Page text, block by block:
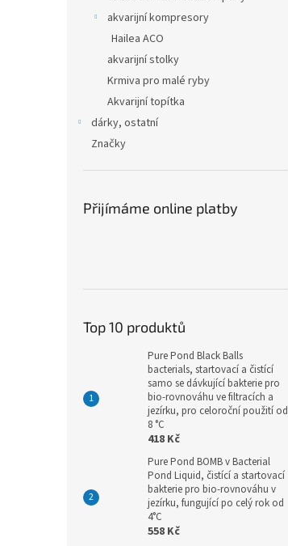
akvarijní kompresory
Hailea ACO
akvarijní stolky
Krmiva pro malé ryby
Akvarijní topítka
dárky, ostatní
Značky
Přijímáme online platby
Top 10 produktů
Pure Pond Black Balls
bacterials, startovací a čistící
samo se dávkující bakterie pro
bio-rovnováhu ve filtracích a
jezírku, pro celoroční použití od
8 °C
418 Kč
Pure Pond BOMB v Bacterial
Pond Liquid, čistící a startovací
bakterie pro bio-rovnováhu v
jezírku, fungující po celý rok od
4°C
558 Kč